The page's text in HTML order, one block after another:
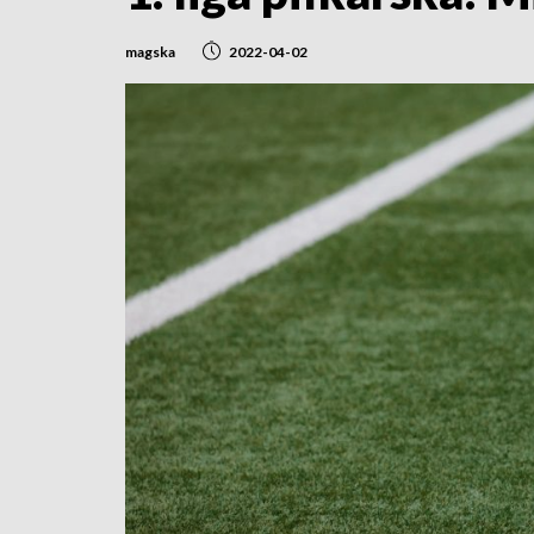
magska 2022-04-02